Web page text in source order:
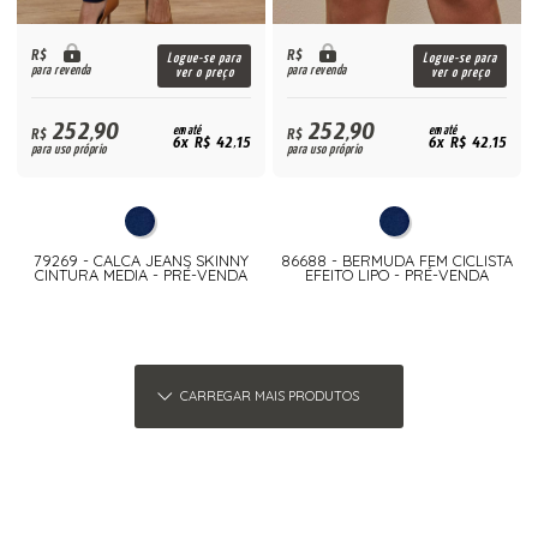
R$
para revenda
Logue-se para
ver o preço
R$252,90
para uso próprio
em até
6x R$ 42,15
79269 - CALCA JEANS SKINNY
CINTURA MEDIA - PRÉ-VENDA
R$
para revenda
Logue-se para
ver o preço
R$252,90
para uso próprio
em até
6x R$ 42,15
86688 - BERMUDA FEM CICLISTA
EFEITO LIPO - PRÉ-VENDA
CARREGAR MAIS PRODUTOS